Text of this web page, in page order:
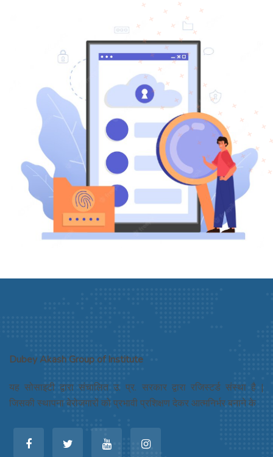
Dubey Akash Group of Institute
यह सोसाइटी द्वारा संचालित उ. प्र. सरकार द्वारा रजिस्टर्ड संस्था है |
जिसकी स्थापना बेरोजगारों को प्रभावी प्रशिक्षण देकर आत्मनिर्भर बनाने के